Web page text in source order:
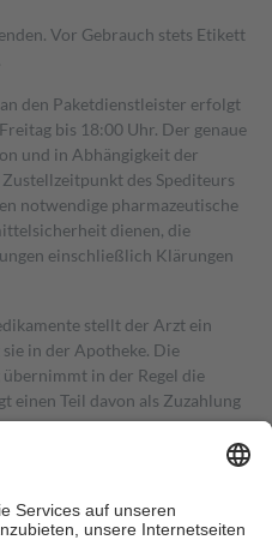
Vor Gebrauch stets Etikett
den Paketdienstleister erfolgt
bis 18:00 Uhr. Der genaue
und in Abhängigkeit der
des Spediteurs
notwendige pharmazeutische
dienen, die
einschließlich Klärungen
stellt der Arzt ein
in der Apotheke. Die
in der Regel die
einen Teil davon als Zuzahlung
in Höhe von zehn
nie mehr als die tatsächlichen